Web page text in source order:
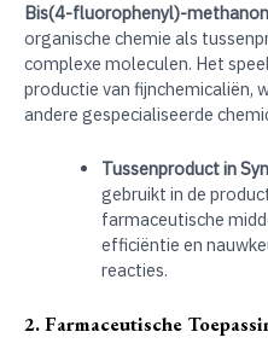
Bis(4-fluorophenyl)-
organische chemie als
complexe moleculen. Het
productie van fijnchemicaliën,
andere gespecialiseerde
Tussenproduct in
gebruikt in de
farmaceutische
efficiëntie en
reacties.
2. Farmaceutische